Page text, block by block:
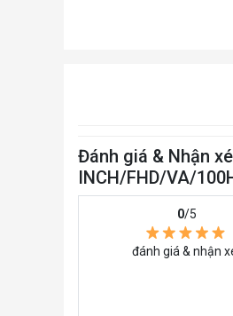
Đánh giá & Nhận
INCH/FHD/VA/
0/5
đánh giá & nhận